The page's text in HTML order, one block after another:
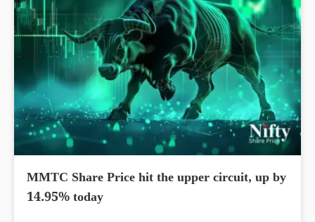
MMTC Share Price hit the upper circuit, up by
14.95% today